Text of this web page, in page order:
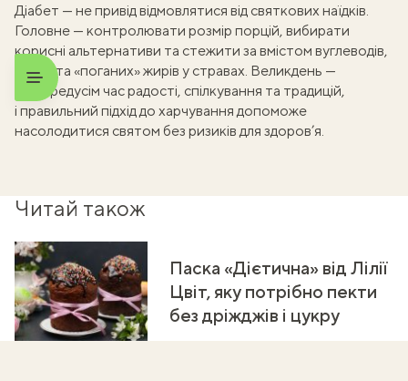
Діабет — не привід відмовлятися від святкових наїдків.
Головне — контролювати розмір порцій, вибирати
корисні альтернативи та стежити за вмістом вуглеводів,
цукру та «поганих» жирів у стравах. Великдень —
це передусім час радості, спілкування та традицій,
і правильний підхід до харчування допоможе
насолодитися святом без ризиків для здоров’я.
Читай також
Паска «Дієтична» від Лілії
Цвіт, яку потрібно пекти
без дріжджів і цукру